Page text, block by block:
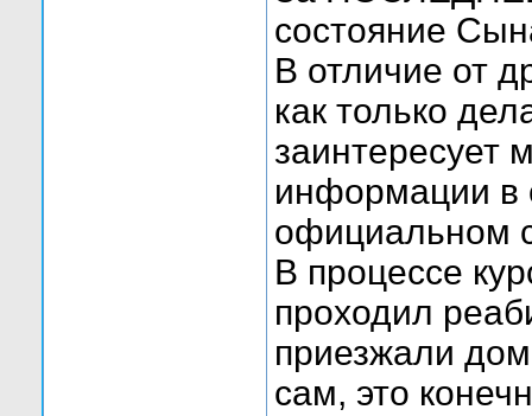
состояние
В отличие от
как только
заинтересует
информации в
официальном
В процессе
проходил
приезжали
сам, это